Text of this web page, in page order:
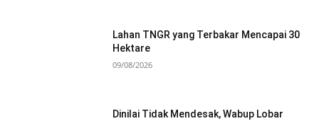
Lahan TNGR yang Terbakar Mencapai 30
Hektare
09/08/2026
Dinilai Tidak Mendesak, Wabup Lobar